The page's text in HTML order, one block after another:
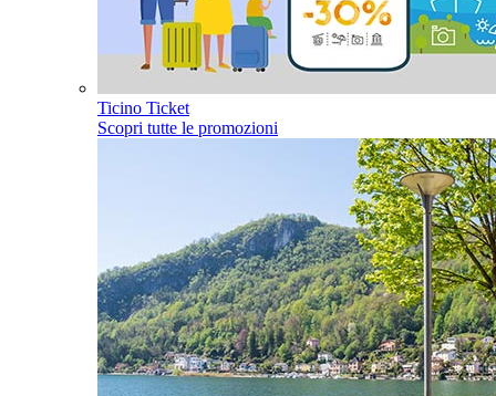
Ticino Ticket
Scopri tutte le promozioni